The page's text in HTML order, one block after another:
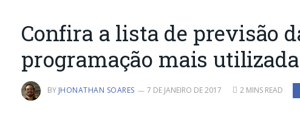
Confira a lista de previsão
programação mais
BY JHONATHAN SOARES 7 DE JANEIRO DE 2017 2 MINS READ